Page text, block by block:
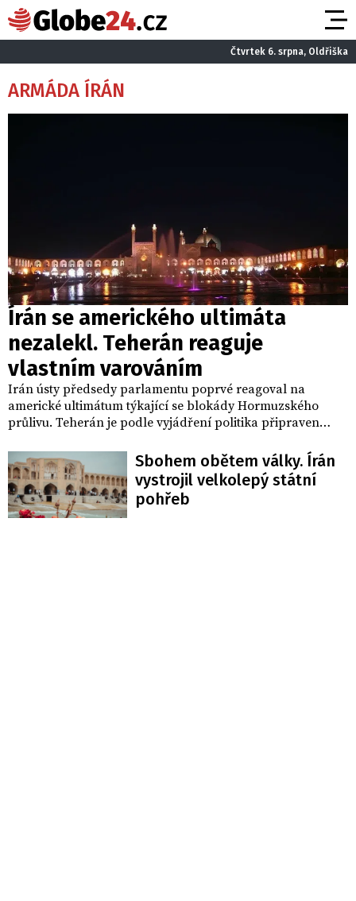
Čtvrtek 6. srpna, Oldřiška
ARMÁDA ÍRÁN
Írán se amerického ultimáta
nezalekl. Teherán reaguje
vlastním varováním
Irán ústy předsedy parlamentu poprvé reagoval na
americké ultimátum týkající se blokády Hormuzského
průlivu. Teherán je podle vyjádření politika připraven
zálivu, pokud dojde k útokům na íránské elektrárny.
Sbohem obětem války. Írán
vystrojil velkolepý státní
pohřeb